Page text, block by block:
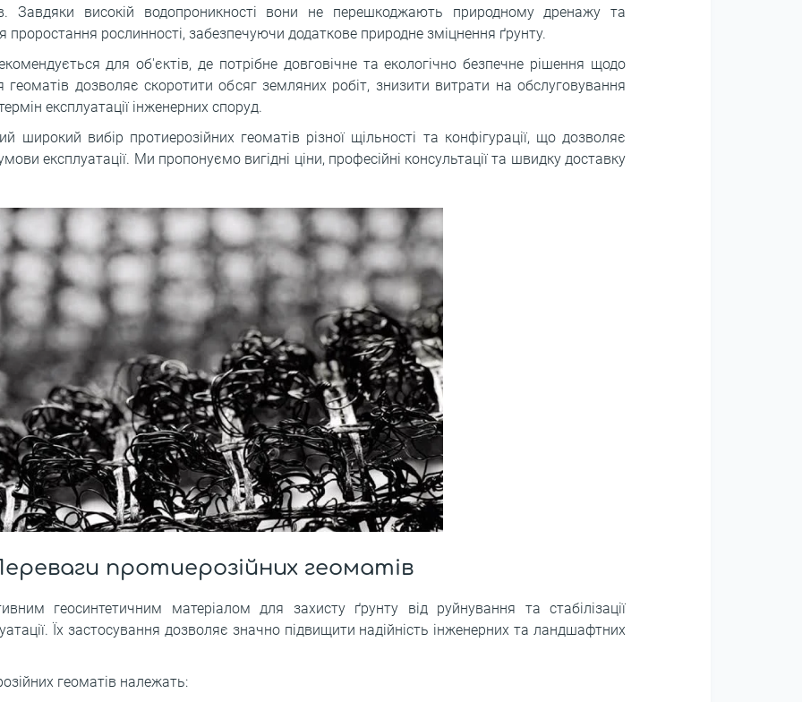
Завдяки високій водопроникності вони не перешкоджають природному дренажу та
рослинності, забезпечуючи додаткове природне зміцнення ґрунту.
для об'єктів, де потрібне довговічне та екологічно безпечне рішення щодо
геоматів дозволяє скоротити обсяг земляних робіт, знизити витрати на обслуговування
експлуатації інженерних споруд.
широкий вибір протиерозійних геоматів різної щільності та конфігурації, що дозволяє
експлуатації. Ми пропонуємо вигідні ціни, професійні консультації та швидку доставку
протиерозійних геоматів
геосинтетичним матеріалом для захисту ґрунту від руйнування та стабілізації
Їх застосування дозволяє значно підвищити надійність інженерних та ландшафтних
геоматів належать: